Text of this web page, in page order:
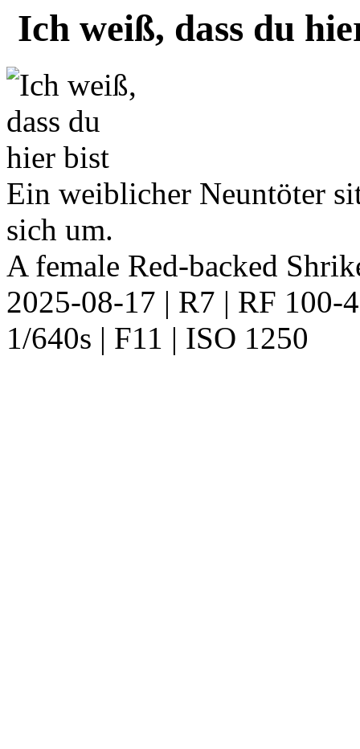
Ich weiß, dass du
Ein weiblicher Neuntöter
sich um.
A female Red-backed
2025-08-17 | R7 | RF 100-
1/640s | F11 | ISO 1250